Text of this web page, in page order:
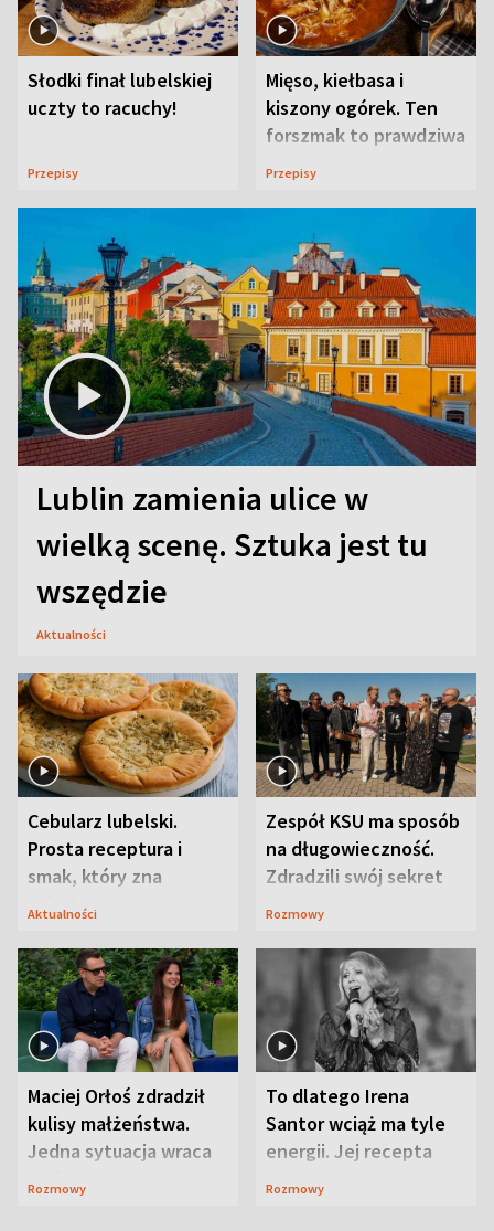
Słodki finał lubelskiej
uczty to racuchy!
Przepisy
Mięso, kiełbasa i
kiszony ogórek. Ten
forszmak to prawdziwa
uczta
Przepisy
Lublin zamienia ulice w
wielką scenę. Sztuka jest tu
wszędzie
Aktualności
Cebularz lubelski.
Prosta receptura i
smak, który zna
Lubelszczyzna
Aktualności
Zespół KSU ma sposób
na długowieczność.
Zdradzili swój sekret
Rozmowy
Maciej Orłoś zdradził
kulisy małżeństwa.
Jedna sytuacja wraca
jak bumerang
Rozmowy
To dlatego Irena
Santor wciąż ma tyle
energii. Jej recepta
jest zaskakująco
Rozmowy